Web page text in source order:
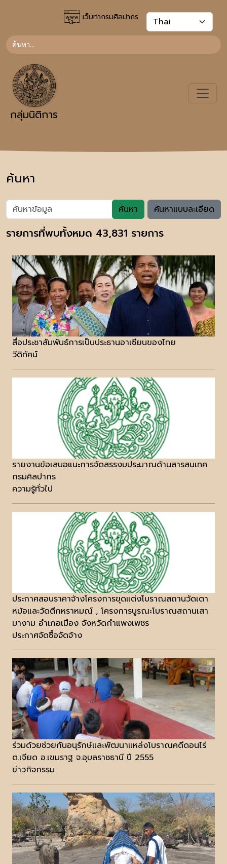
เว็บท่ากรมศิลปากร
กลุ่มนิติการ
ค้นหา
ค้นหา ค้นหาแบบละเอียด
รายการที่พบทั้งหมด 43,831 รายการ
สื่อประชาสัมพันธ์การเป็นประธานอาเซียนของไทย
วีดิทัศน์
รายงานข้อเสนอแนะการจัดสรรงบประมาณด้านสารสนเทศ
กรมศิลปากร
ความรู้ทั่วไป
ประกาศสอบราคาจ้างโครงการขุดแต่งโบราณสถานวัดเตา
หม้อและวัดตึกหราหมณ์ , โครงการบูรณะโบราณสถานเสา
มางาม อำเภอเมือง จังหวัดกำแพงเพชร
ประกาศจัดซื้อจัดจ้าง
ร่วมด้วยช่วยกันอนุรักษ์และพัฒนาแหล่งโบราณคดีดอนไร่
ต.เจียด อ.เขมราฐ จ.อุบลราชธานี ปี 2555
ข่าวกิจกรรม